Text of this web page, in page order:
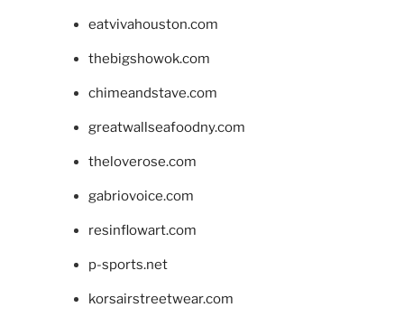
eatvivahouston.com
thebigshowok.com
chimeandstave.com
greatwallseafoodny.com
theloverose.com
gabriovoice.com
resinflowart.com
p-sports.net
korsairstreetwear.com